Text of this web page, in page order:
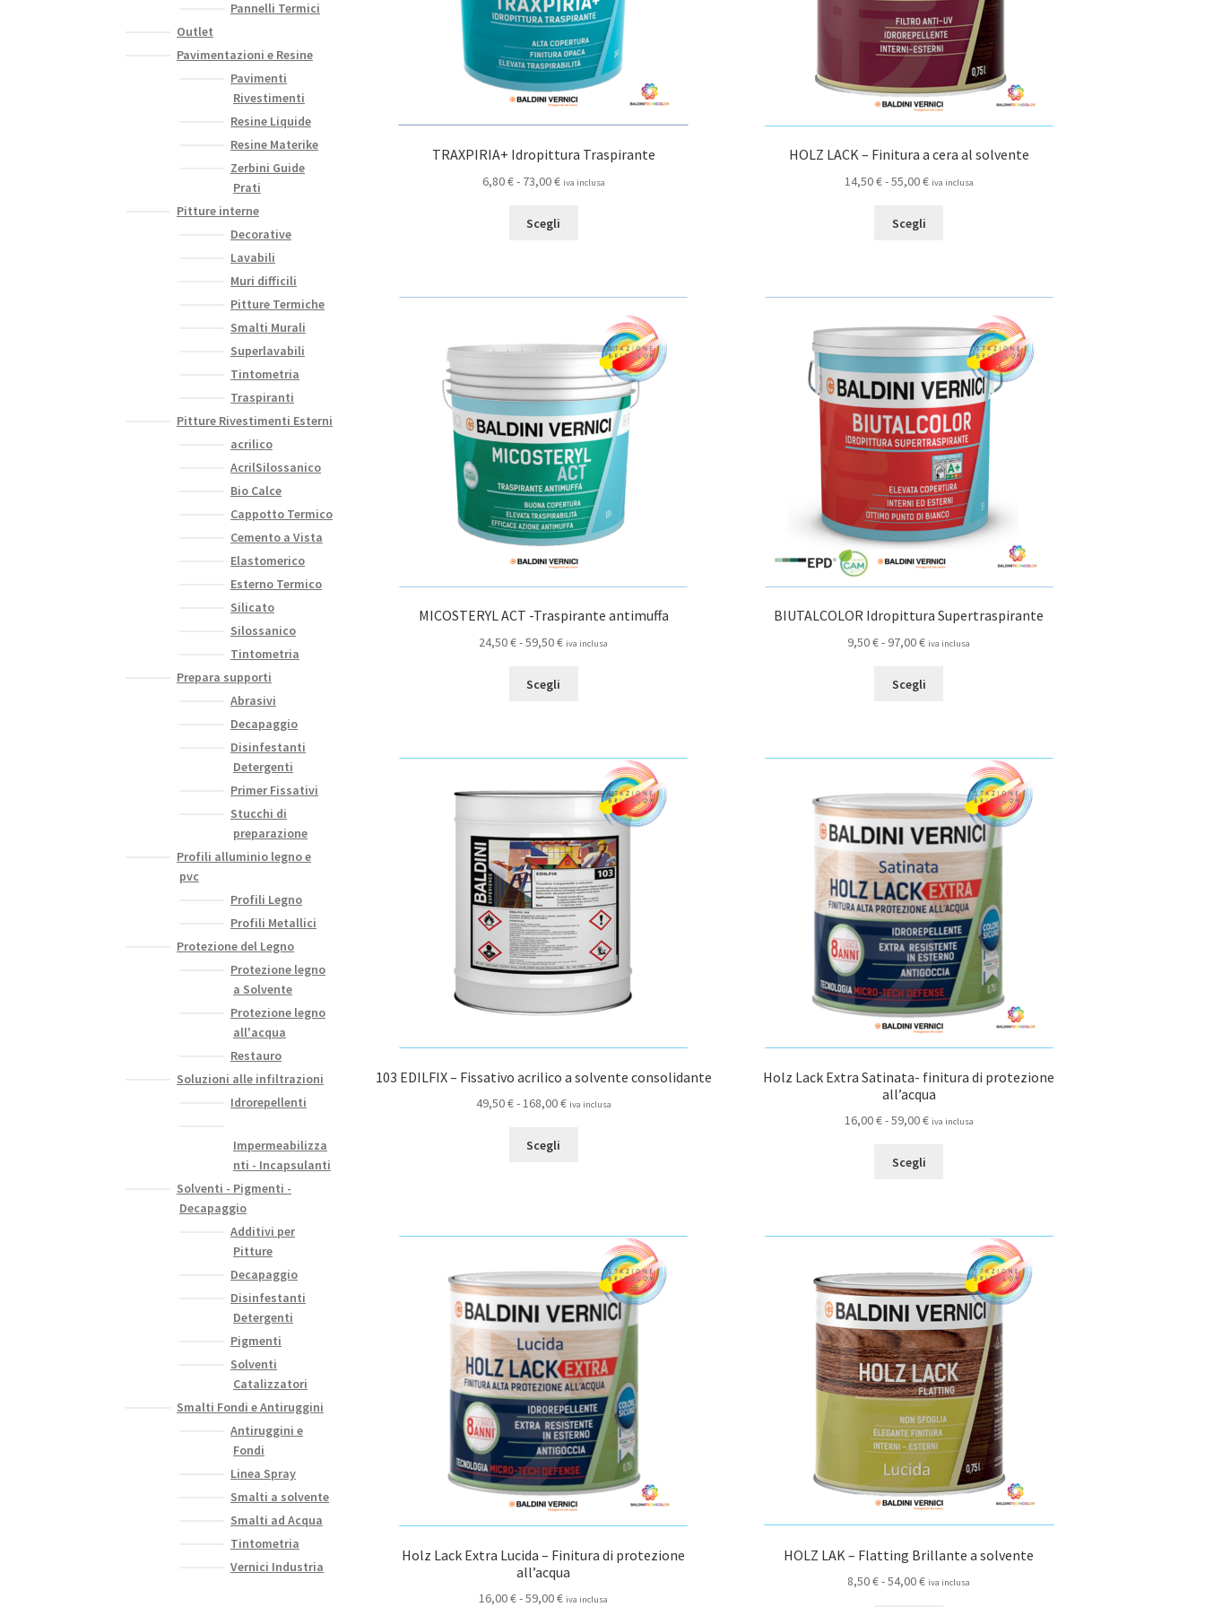
prodotto
TRAXPIRIA+ Idropittura Traspirante
6,80€- 73,00€Fascia
prezzo:
73,00 €
iva inclusa
Scegli
varianti.
opzioni
possono
essere
scelte
nella
pagina
del
prodotto
HOLZ LACK – Finitura a cera al solvente
14,50€-55,00€Fascia
55,00 €
iva inclusa
Scegli
varianti.
opzioni
possono
essere
scelte
nella
pagina
del
prodotto
MICOSTERYL ACT -Traspirante antimuffa
24,50€-59,50€Fascia
59,50 €
iva inclusa
Scegli
varianti.
opzioni
possono
essere
scelte
nella
pagina
del
prodotto
BIUTALCOLOR Idropittura Supertraspirante
9,50€- 97,00€Fascia
prezzo:
97,00 €
iva inclusa
Scegli
varianti.
opzioni
possono
essere
scelte
pagina
del
prodotto
103 EDILFIX – Fissativo acrilico a solvente consolidante
49,50€-168,00€Fascia
iva inclusa
Scegli
Le
opzioni
possono
essere
scelte
nella
pagina
del
prodotto
Holz Lack Extra Satinata- finitura di protezione
all’acqua
16,00€-59,00€Fascia
59,00 €
iva inclusa
Scegli
varianti.
opzioni
possono
essere
scelte
nella
pagina
del
prodotto
Holz Lack Extra Lucida – Finitura di protezione
all’acqua
16,00€-59,00€Fascia
iva inclusa
HOLZ LAK – Flatting Brillante a solvente
8,50€-54,00€Fascia
iva inclusa
Pannelli Termici
Outlet
Pavimentazioni e Resine
Pavimenti
Rivestimenti
Resine Liquide
Resine Materike
Zerbini Guide
Prati
Pitture interne
Decorative
Lavabili
Muri difficili
Pitture Termiche
Smalti Murali
Superlavabili
Tintometria
Traspiranti
Pitture Rivestimenti Esterni
acrilico
AcrilSilossanico
Bio Calce
Cappotto Termico
Cemento a Vista
Elastomerico
Esterno Termico
Silicato
Silossanico
Tintometria
Prepara supporti
Abrasivi
Decapaggio
Disinfestanti
Detergenti
Primer Fissativi
Stucchi di
preparazione
Profili alluminio legno e
pvc
Profili Legno
Profili Metallici
Protezione del Legno
Protezione legno
a Solvente
Protezione legno
all'acqua
Restauro
Soluzioni alle infiltrazioni
Idrorepellenti
Impermeabilizza
nti - Incapsulanti
Solventi - Pigmenti -
Decapaggio
Additivi per
Pitture
Decapaggio
Disinfestanti
Detergenti
Pigmenti
Solventi
Catalizzatori
Smalti Fondi e Antiruggini
Antiruggini e
Fondi
Linea Spray
Smalti a solvente
Smalti ad Acqua
Tintometria
Vernici Industria